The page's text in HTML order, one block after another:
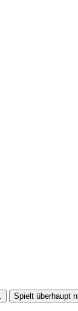
Spielt überhaupt